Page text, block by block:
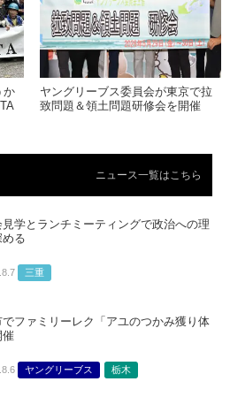
か
ヤングリーブス委員会が東京で拉
致問題＆領土問題研修会を開催
ニュース一覧はこちら
見学とランチミーティングで政治への理
る
三重
でファミリーレク「アユのつかみ獲り体
催
ヤングリーブス 栃木